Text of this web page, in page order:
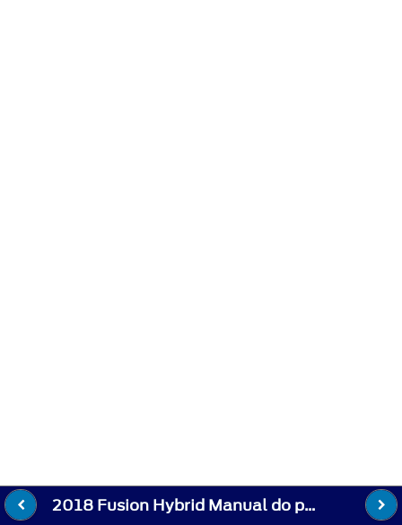
2018 Fusion Hybrid Manual do proprietário